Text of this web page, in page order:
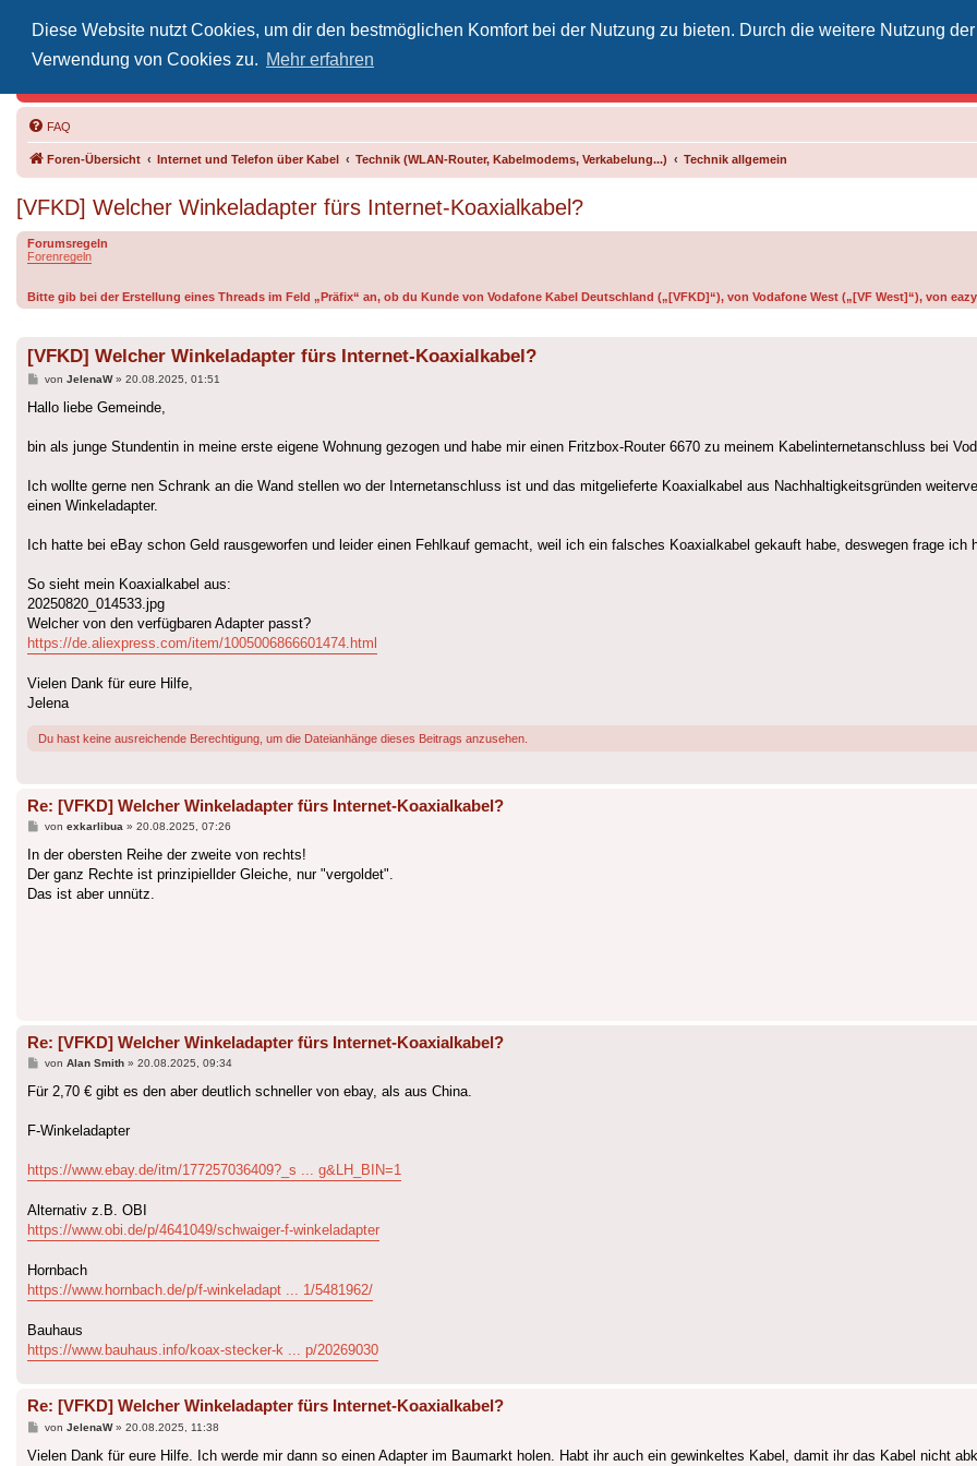
Diese Website nutzt Cookies, um dir den bestmöglichen Komfort bei der Nutzung zu bieten. Durch die weitere Nutzung
Verwendung von Cookies zu. Mehr erfahren
FAQ
Foren-Übersicht Internet und Telefon über Kabel Technik (WLAN-Router, Kabelmodems, Verkabelung...) Technik allgemein
[VFKD] Welcher Winkeladapter fürs Internet-Koaxialkabel?
Forumsregeln
Forenregeln
Bitte gib bei der Erstellung eines Threads im Feld „Präfix“ an, ob du Kunde von Vodafone Kabel Deutschland („[VFKD]“), von Vodafone West („[VF West]“), von
[VFKD] Welcher Winkeladapter fürs Internet-Koaxialkabel?
Beitrag
von JelenaW» 20.08.2025, 01:51
Hallo liebe Gemeinde,
bin als junge Stundentin in meine erste eigene Wohnung gezogen und habe mir einen Fritzbox-Router 6670 zu meinem Kabelinternetanschluss bei
Ich wollte gerne nen Schrank an die Wand stellen wo der Internetanschluss ist und das mitgelieferte Koaxialkabel aus Nachhaltigkeitsgründen
einen Winkeladapter.
Ich hatte bei eBay schon Geld rausgeworfen und leider einen Fehlkauf gemacht, weil ich ein falsches Koaxialkabel gekauft habe, deswegen frage ich
So sieht mein Koaxialkabel aus:
20250820_014533.jpg
Welcher von den verfügbaren Adapter passt?
https://de.aliexpress.com/item/1005006866601474.html
Vielen Dank für eure Hilfe,
Jelena
Du hast keine ausreichende Berechtigung, um die Dateianhänge dieses Beitrags anzusehen.
Re: [VFKD] Welcher Winkeladapter fürs Internet-Koaxialkabel?
Beitrag
von exkarlibua » 20.08.2025, 07:26
In der obersten Reihe der zweite von rechts!
Der ganz Rechte ist prinzipiellder Gleiche, nur "vergoldet".
Das ist aber unnütz.
Re: [VFKD] Welcher Winkeladapter fürs Internet-Koaxialkabel?
Beitrag
von Alan Smith» 20.08.2025, 09:34
Für 2,70 € gibt es den aber deutlich schneller von ebay, als aus China.
F-Winkeladapter
https://www.ebay.de/itm/177257036409?_s ... g&LH_BIN=1
Alternativ z.B. OBI
https://www.obi.de/p/4641049/schwaiger-f-winkeladapter
Hornbach
https://www.hornbach.de/p/f-winkeladapt ... 1/5481962/
Bauhaus
https://www.bauhaus.info/koax-stecker-k ... p/20269030
Re: [VFKD] Welcher Winkeladapter fürs Internet-Koaxialkabel?
Beitrag
von JelenaW» 20.08.2025, 11:38
Vielen Dank für eure Hilfe. Ich werde mir dann so einen Adapter im Baumarkt holen. Habt ihr auch ein gewinkeltes Kabel, damit ihr das Kabel nicht